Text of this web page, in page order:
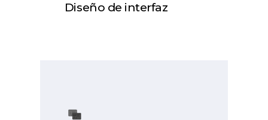
Diseño de interfaz